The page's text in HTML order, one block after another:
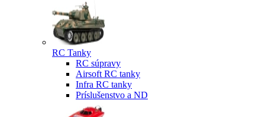
RC Tanky
RC súpravy
Airsoft RC tanky
Infra RC tanky
Príslušenstvo a ND